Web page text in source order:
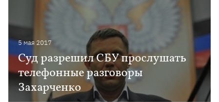
5 мая 2017
Суд разрешил СБУ прослушать
телефонные разговоры
Захарченко